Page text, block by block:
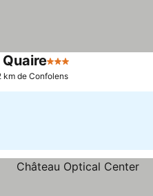
3 Estrelas
km de Confolens